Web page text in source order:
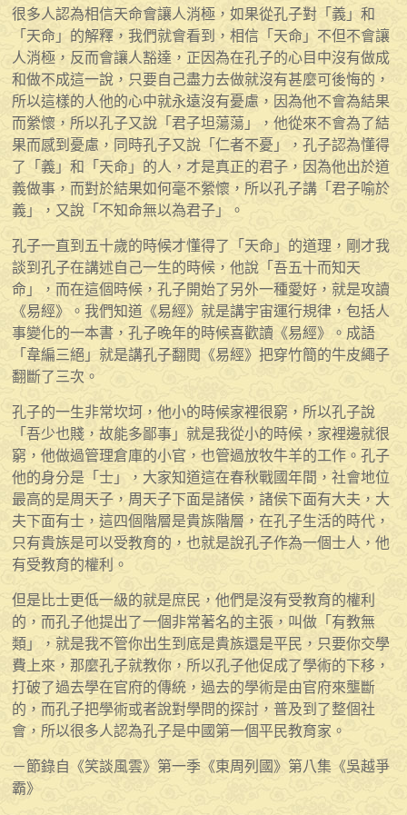
很多人認為相信天命會讓人消極，如果從孔子對「義」和
「天命」的解釋，我們就會看到，相信「天命」不但不會讓
人消極，反而會讓人豁達，正因為在孔子的心目中沒有做成
和做不成這一說，只要自己盡力去做就沒有甚麼可後悔的，
所以這樣的人他的心中就永遠沒有憂慮，因為他不會為結果
而縈懷，所以孔子又說「君子坦蕩蕩」，他從來不會為了結
果而感到憂慮，同時孔子又說「仁者不憂」，孔子認為懂得
了「義」和「天命」的人，才是真正的君子，因為他出於道
義做事，而對於結果如何毫不縈懷，所以孔子講「君子喻於
義」，又說「不知命無以為君子」。
孔子一直到五十歲的時候才懂得了「天命」的道理，剛才我
談到孔子在講述自己一生的時候，他說「吾五十而知天
命」，而在這個時候，孔子開始了另外一種愛好，就是攻讀
《易經》。我們知道《易經》就是講宇宙運行規律，包括人
事變化的一本書，孔子晚年的時候喜歡讀《易經》。成語
「韋編三絕」就是講孔子翻閱《易經》把穿竹簡的牛皮繩子
翻斷了三次。
孔子的一生非常坎坷，他小的時候家裡很窮，所以孔子說
「吾少也賤，故能多鄙事」就是我從小的時候，家裡邊就很
窮，他做過管理倉庫的小官，也管過放牧牛羊的工作。孔子
他的身分是「士」，大家知道這在春秋戰國年間，社會地位
最高的是周天子，周天子下面是諸侯，諸侯下面有大夫，大
夫下面有士，這四個階層是貴族階層，在孔子生活的時代，
只有貴族是可以受教育的，也就是說孔子作為一個士人，他
有受教育的權利。
但是比士更低一級的就是庶民，他們是沒有受教育的權利
的，而孔子他提出了一個非常著名的主張，叫做「有教無
類」，就是我不管你出生到底是貴族還是平民，只要你交學
費上來，那麼孔子就教你，所以孔子他促成了學術的下移，
打破了過去學在官府的傳統，過去的學術是由官府來壟斷
的，而孔子把學術或者說對學問的探討，普及到了整個社
會，所以很多人認為孔子是中國第一個平民教育家。
－節錄自《笑談風雲》第一季《東周列國》第八集《吳越爭
霸》